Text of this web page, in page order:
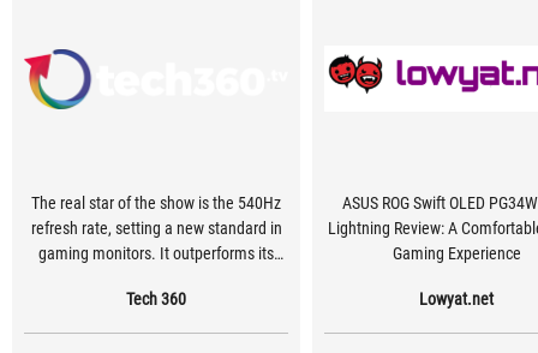
The real star of the show is the 540Hz
refresh rate, setting a new standard in
gaming monitors. It outperforms its
especially in fast-paced FPS games like
Valorant and CS2.
Tech 360
ASUS ROG Swift OLED
Lightning Review: A
Gaming Experience
Lowyat.net